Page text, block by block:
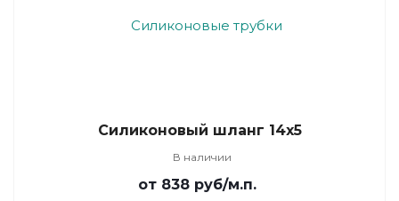
Силиконовый шланг 14х5
В наличии
от 838 руб/м.п.